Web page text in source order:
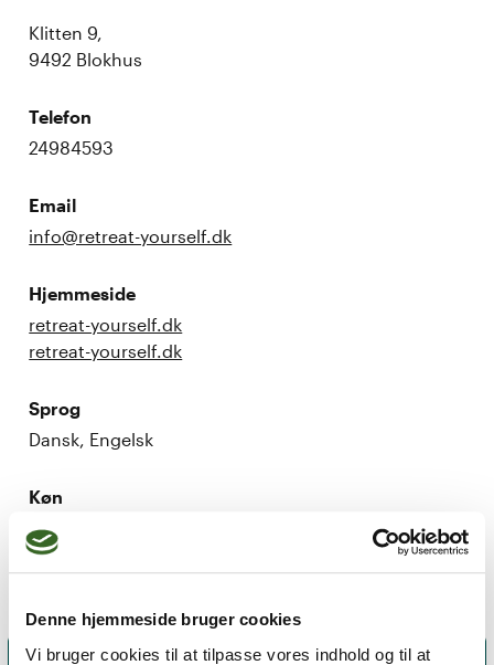
Denne hjemmeside bruger cookies
Vi bruger cookies til at tilpasse vores indhold og til at
Klitten 9,
9492 Blokhus
Telefon
24984593
Email
info@retreat-yourself.dk
Hjemmeside
retreat-yourself.dk
retreat-yourself.dk
Sprog
Dansk, Engelsk
Køn
Kvinde